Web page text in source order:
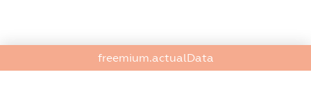
freemium.actualData